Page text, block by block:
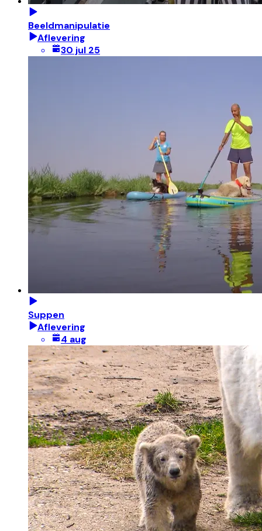
Beeldmanipulatie
Aflevering
30 jul 25
Suppen
Aflevering
4 aug